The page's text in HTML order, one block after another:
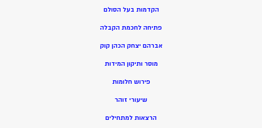
הקדמות בעל הסולם
פתיחה לחכמת הקבלה
אברהם יצחק הכהן קוק
מוסר ותיקון המידות
פירוש חלומות
שיעורי זוהר
הרצאות למתחילים